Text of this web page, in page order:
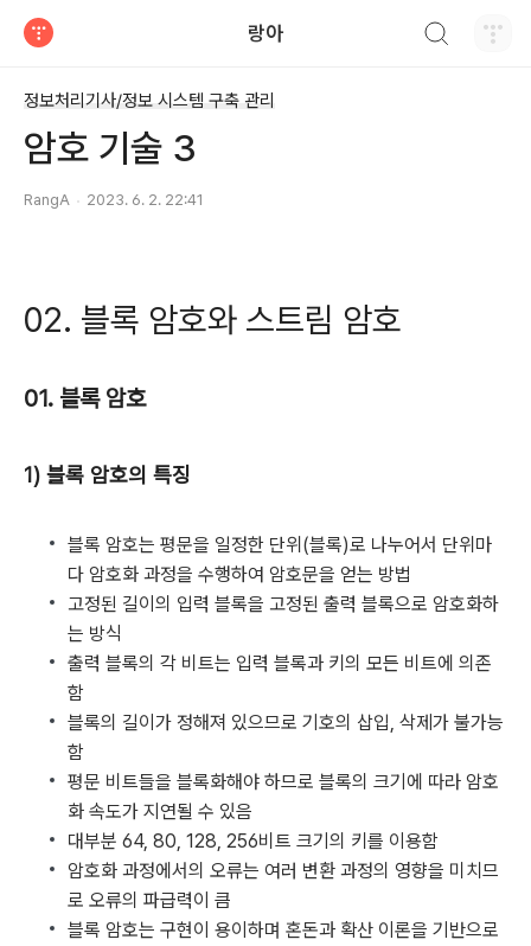
랑아
정보처리기사/정보 시스템 구축 관리
암호 기술 3
RangA 2023. 6. 2. 22:41
02. 블록 암호와 스트림 암호
01. 블록 암호
1) 블록 암호의 특징
블록 암호는 평문을 일정한 단위(블록)로 나누어서 단위마
다 암호화 과정을 수행하여 암호문을 얻는 방법
고정된 길이의 입력 블록을 고정된 출력 블록으로 암호화하
는 방식
출력 블록의 각 비트는 입력 블록과 키의 모든 비트에 의존
함
블록의 길이가 정해져 있으므로 기호의 삽입, 삭제가 불가능
함
평문 비트들을 블록화해야 하므로 블록의 크기에 따라 암호
화 속도가 지연될 수 있음
대부분 64, 80, 128, 256비트 크기의 키를 이용함
암호화 과정에서의 오류는 여러 변환 과정의 영향을 미치므
로 오류의 파급력이 큼
블록 암호는 구현이 용이하며 혼돈과 확산 이론을 기반으로